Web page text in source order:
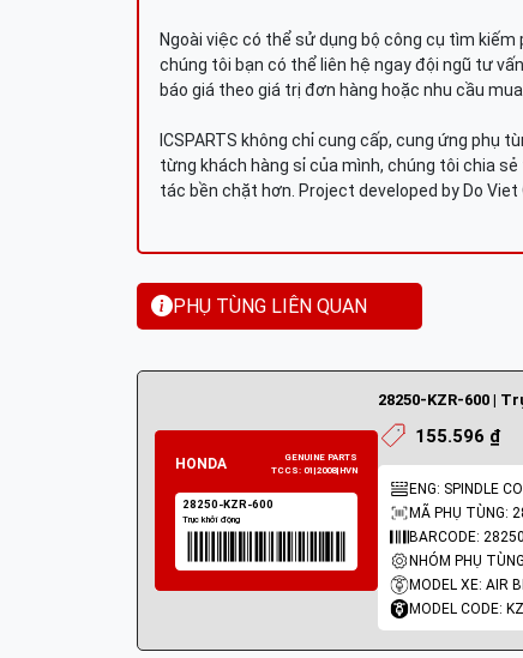
Ngoài việc có thể sử dụng bộ công cụ tìm
chúng tôi bạn có thể liên hệ ngay đội ngũ tư
báo giá theo giá trị đơn hàng hoặc nhu cầu
ICSPARTS không chỉ cung cấp, cung ứng phụ
từng khách hàng sỉ của mình, chúng tôi chia
tác bền chặt hơn. Project developed by Do Viet
PHỤ TÙNG LIÊN QUAN
28250-KZR-600 |
155.596 ₫
ENG: SPINDLE
MÃ PHỤ TÙNG:
BARCODE:
MODEL XE: AIR
MODEL CODE: